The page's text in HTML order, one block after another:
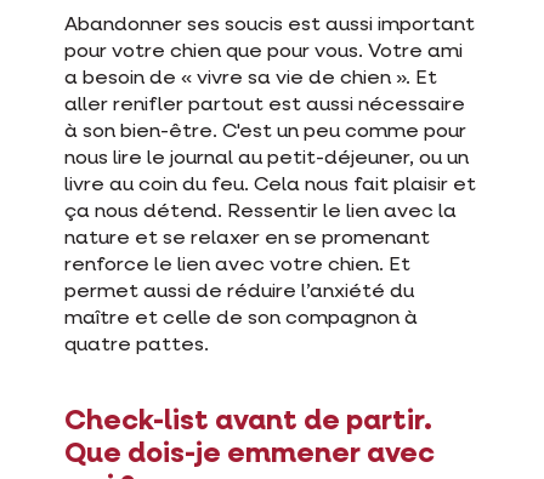
Abandonner ses soucis est aussi important
pour votre chien que pour vous. Votre ami
a besoin de « vivre sa vie de chien ». Et
aller renifler partout est aussi nécessaire
à son bien-être. C'est un peu comme pour
nous lire le journal au petit-déjeuner, ou un
livre au coin du feu. Cela nous fait plaisir et
ça nous détend. Ressentir le lien avec la
nature et se relaxer en se promenant
renforce le lien avec votre chien. Et
permet aussi de réduire l’anxiété du
maître et celle de son compagnon à
quatre pattes.
Check-list avant de partir.
Que dois-je emmener avec